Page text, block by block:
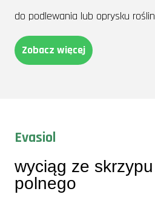
do podlewania lub oprysku roślin
Zobacz więcej
Evasiol
wyciąg ze skrzypu
polnego